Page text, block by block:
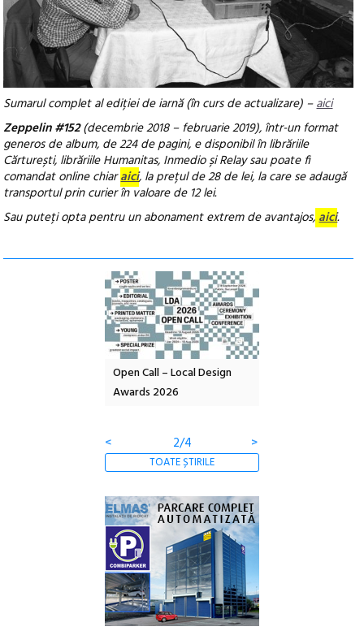
Sumarul complet al ediției de iarnă (în curs de actualizare) –aici
Zeppelin #152(decembrie 2018 – februarie 2019), într-un format
generos de album, de 224 de pagini, e disponibil în librăriile
Cărturești, librăriile Humanitas, Inmedio și Relay sau poate fi
comandat onlinechiaraici, la prețul de 28 de lei, la care se adaugă
transportul prin curier în valoare de 12 lei.
Sau puteți opta pentru un abonament extrem de avantajos,aici.
Anuala de artă urbană
Artown NOW #5:
<
3/4 >
TOATE ȘTIRILE